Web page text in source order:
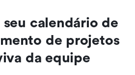
seu calendário de
de projetos
da equipe